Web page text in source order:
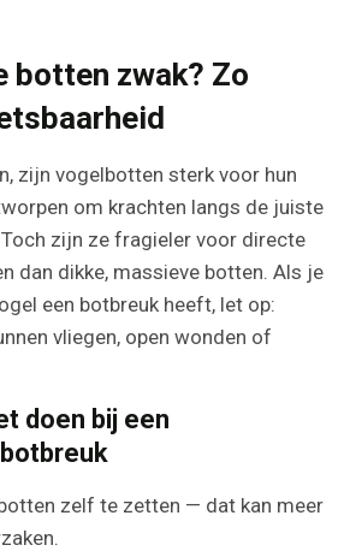
botten zwak? Zo
zijn vogelbotten sterk voor hun
om krachten langs de juiste
zijn ze fragieler voor directe
dan dikke, massieve botten. Als je
een botbreuk heeft, let op:
vliegen, open wonden of
doen bij een
zelf te zetten — dat kan meer